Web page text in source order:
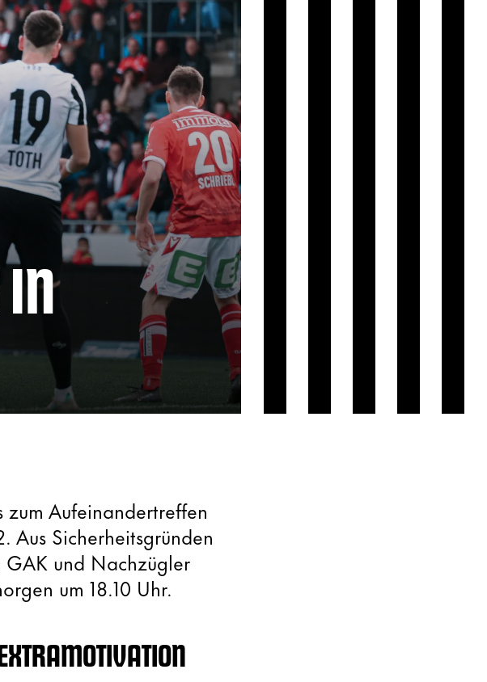
Aufeinandertreffen
Aus Sicherheitsgründen
und Nachzügler
um 18.10 Uhr.